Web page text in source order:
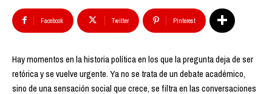
Facebook Twitter Pinterest
Hay momentos en la historia política en los que la pregunta deja de ser
retórica y se vuelve urgente. Ya no se trata de un debate académico,
sino de una sensación social que crece, se filtra en las conversaciones